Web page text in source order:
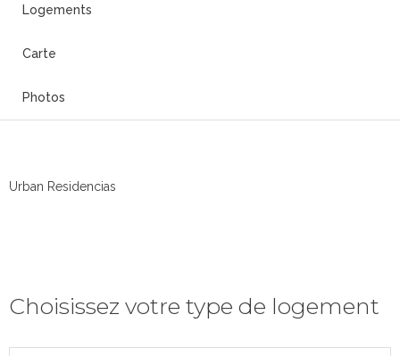
Logements
Carte
Photos
Urban Residencias
Choisissez votre type de logement